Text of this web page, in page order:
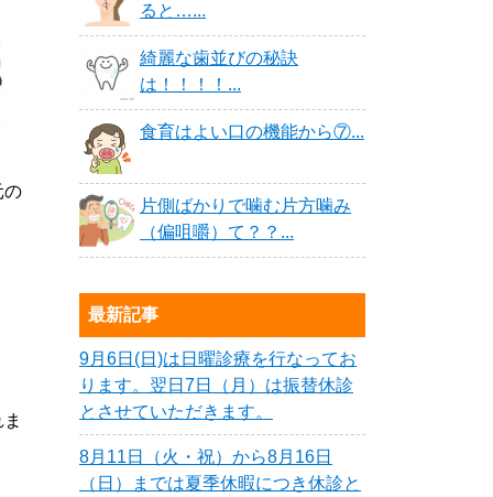
の
ると…...
綺麗な歯並びの秘訣
は！！！！...
食育はよい口の機能から⑦...
片側ばかりで噛む片方噛み
（偏咀嚼）て？？...
最新記事
9月6日(日)は日曜診療を行なってお
ります。翌日7日（月）は振替休診
とさせていただきます。
8月11日（火・祝）から8月16日
（日）までは夏季休暇につき休診と